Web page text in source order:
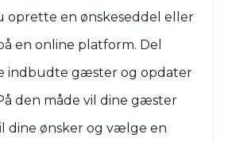
oprette en ønskeseddel eller
en online platform. Del
indbudte gæster og opdater
den måde vil dine gæster
dine ønsker og vælge en